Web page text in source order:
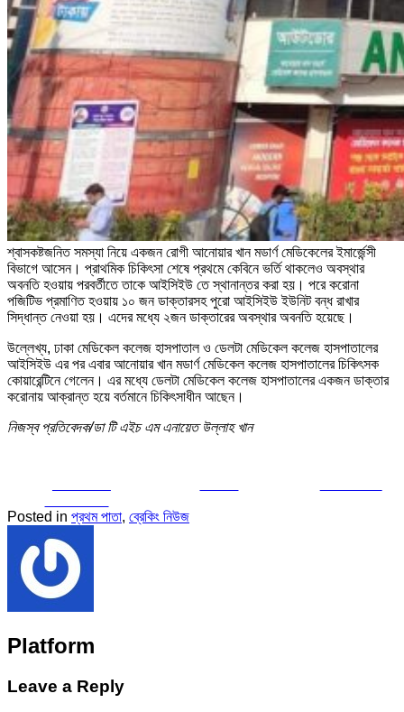
শ্বাসকষ্টজনিত সমস্যা নিয়ে একজন রোগী আনোয়ার খান মডার্ণ মেডিকেলের ইমার্জেন্সী
বিভাগে আসেন। প্রাথমিক চিকিৎসা শেষে প্রথমে কেবিনে ভর্তি থাকলেও অবস্থার
অবনতি হওয়ায় পরবর্তীতে তাকে আইসিইউ তে স্থানান্তর করা হয়। পরে করোনা
পজিটিভ প্রমাণিত হওয়ায় ১০ জন ডাক্তারসহ পুরো আইসিইউ ইউনিট বন্ধ রাখার
সিদ্ধান্ত নেওয়া হয়। এদের মধ্যে ২জন ডাক্তারের অবস্থার অবনতি হয়েছে।
উল্লেখ্য, ঢাকা মেডিকেল কলেজ হাসপাতাল ও ডেলটা মেডিকেল কলেজ হাসপাতালের
আইসিইউ এর পর এবার আনোয়ার খান মডার্ণ মেডিকেল কলেজ হাসপাতালের চিকিৎসক
কোয়ারেন্টিনে গেলেন। এর মধ্যে ডেলটা মেডিকেল কলেজ হাসপাতালের একজন ডাক্তার
করোনায় আক্রান্ত হয়ে বর্তমানে চিকিৎসাধীন আছেন।
নিজস্ব প্রতিবেদক/ডা টি এইচ এম এনায়েত উল্লাহ খান
Posted in প্রথম পাতা, ব্রেকিং নিউজ
Platform
Leave a Reply